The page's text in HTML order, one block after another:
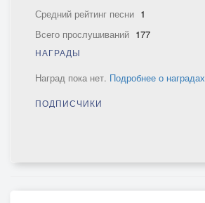
Средний рейтинг песни 1
Всего прослушиваний 177
НАГРАДЫ
Наград пока нет. Подробнее о наградах
ПОДПИСЧИКИ